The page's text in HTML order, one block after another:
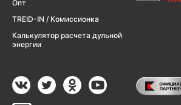
Опт
TREID-IN / Комиссионка
Калькулятор расчета дульной
энергии